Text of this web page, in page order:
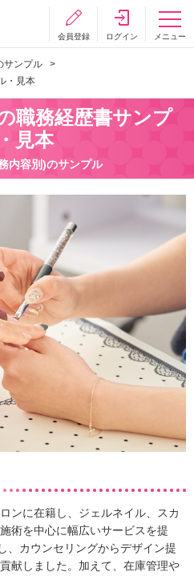
会員登録 ログイン メニュー
サンプル
・見本
職務経歴書サンプ
見本
内容別)のサンプル
ンに在籍し、ジェルネイル、スカ
術を中心に幅広いサービスを提
、カウンセリングからデザイン提
献しました。加えて、在庫管理や